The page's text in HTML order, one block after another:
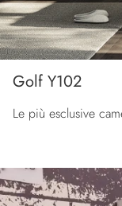
Golf Y102